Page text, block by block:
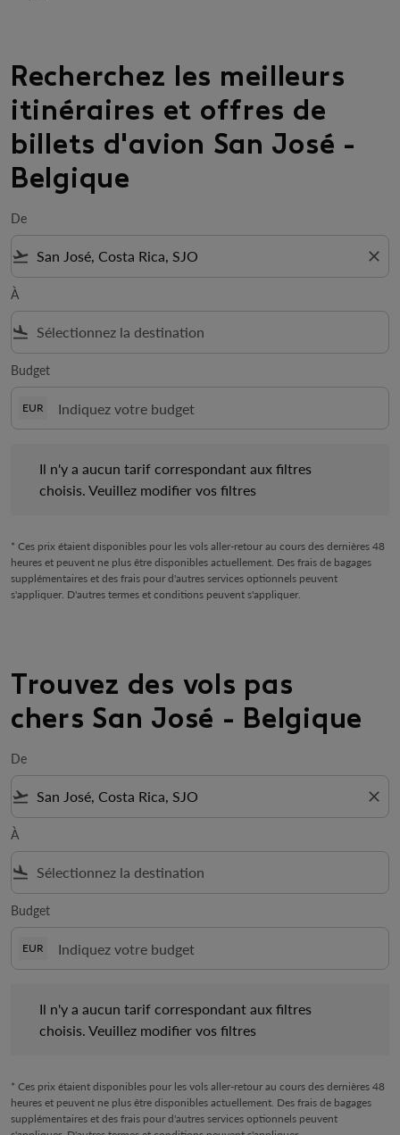
Recherchez les meilleurs
itinéraires et offres de
billets d'avion San José -
Belgique
De
flight_takeoff close
À
flight_land
Budget
EUR
Il n'y a aucun tarif correspondant aux filtres
choisis. Veuillez modifier vos filtres
* Ces prix étaient disponibles pour les vols aller-retour au cours des dernières 48
heures et peuvent ne plus être disponibles actuellement. Des frais de bagages
supplémentaires et des frais pour d'autres services optionnels peuvent
s'appliquer. D'autres termes et conditions peuvent s'appliquer.
Trouvez des vols pas
chers San José - Belgique
De
flight_takeoff close
À
flight_land
Budget
EUR
Il n'y a aucun tarif correspondant aux filtres
choisis. Veuillez modifier vos filtres
* Ces prix étaient disponibles pour les vols aller-retour au cours des dernières 48
heures et peuvent ne plus être disponibles actuellement. Des frais de bagages
supplémentaires et des frais pour d'autres services optionnels peuvent